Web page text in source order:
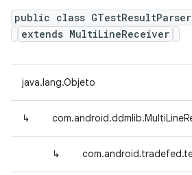
public class GTestResultParser
extends MultiLineReceiver
java.lang.Objeto
↳
↳